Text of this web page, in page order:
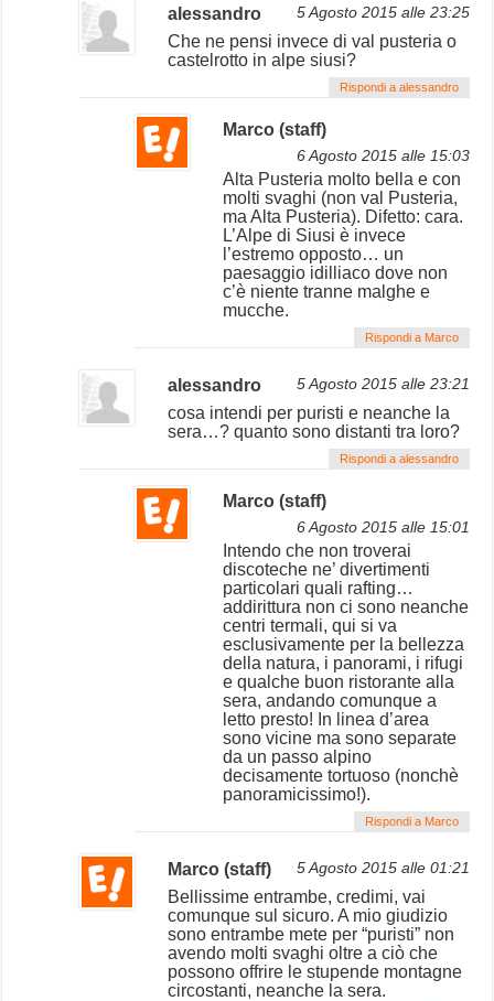
alessandro 5 Agosto 2015 alle 23:25
Che ne pensi invece di val pusteria o
castelrotto in alpe siusi?
Rispondi a alessandro
Marco (staff)
6 Agosto 2015 alle 15:03
Alta Pusteria molto bella e con
molti svaghi (non val Pusteria,
ma Alta Pusteria). Difetto: cara.
L’Alpe di Siusi è invece
l’estremo opposto… un
paesaggio idilliaco dove non
c’è niente tranne malghe e
mucche.
Rispondi a Marco
alessandro 5 Agosto 2015 alle 23:21
cosa intendi per puristi e neanche la
sera…? quanto sono distanti tra loro?
Rispondi a alessandro
Marco (staff)
6 Agosto 2015 alle 15:01
Intendo che non troverai
discoteche ne’ divertimenti
particolari quali rafting…
addirittura non ci sono neanche
centri termali, qui si va
esclusivamente per la bellezza
della natura, i panorami, i rifugi
e qualche buon ristorante alla
sera, andando comunque a
letto presto! In linea d’area
sono vicine ma sono separate
da un passo alpino
decisamente tortuoso (nonchè
panoramicissimo!).
Rispondi a Marco
Marco (staff) 5 Agosto 2015 alle 01:21
Bellissime entrambe, credimi, vai
comunque sul sicuro. A mio giudizio
sono entrambe mete per “puristi” non
avendo molti svaghi oltre a ciò che
possono offrire le stupende montagne
circostanti, neanche la sera.